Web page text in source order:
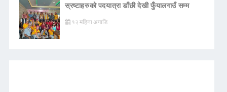
स्रष्टाहरुको पदयात्रा डाँछी देखी फुँयालगाउँ सम्म
१२ महिना अगाडि